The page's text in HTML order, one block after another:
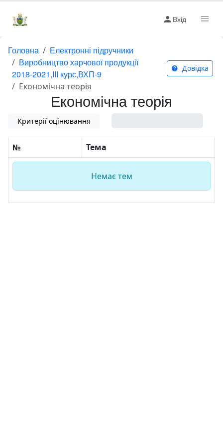
Вхід
Головна
Електронні підручники
Виробництво харчової продукції
2018-2021,ІІІ курс,ВХП-9
Економічна теорія
Довідка
Економічна теорія
Критерії оцінювання
№ Тема
Немає тем